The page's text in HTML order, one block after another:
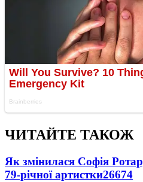
ЧИТАЙТЕ ТАКОЖ
Як змінилася Софія
79-річної артистки26674